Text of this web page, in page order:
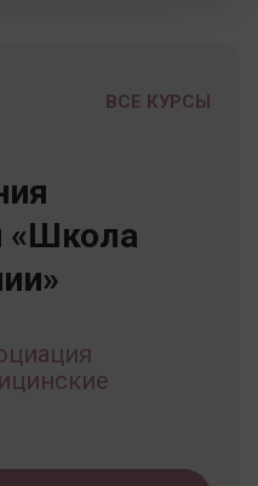
ВСЕ КУРСЫ
«Школа